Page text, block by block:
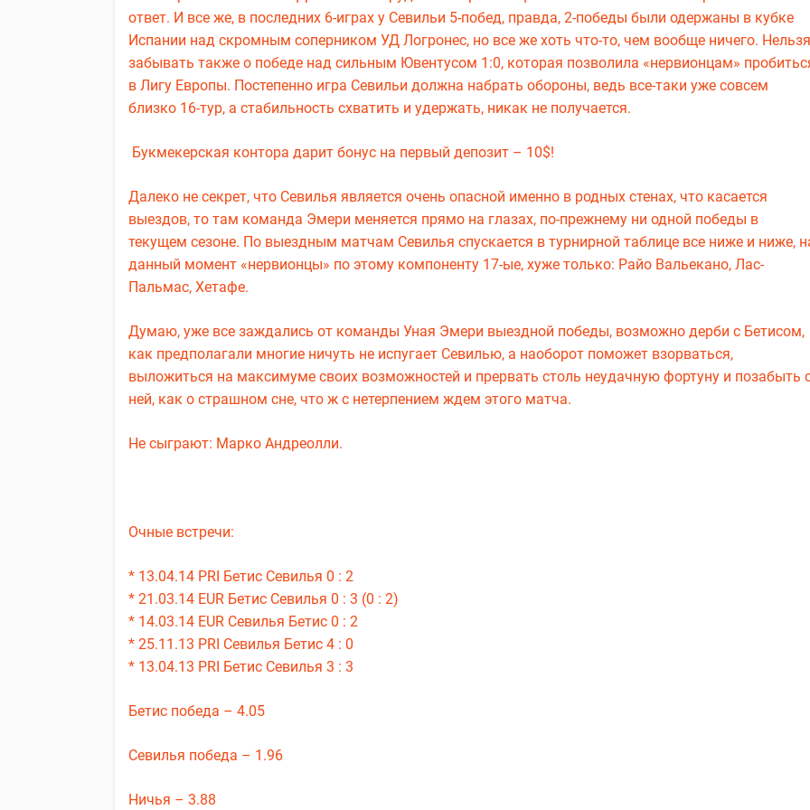
ответ. И все же, в последних 6-играх у Севильи 5-побед, правда, 2-победы были одержаны в кубке
Испании над скромным соперником УД Логронес, но все же хоть что-то, чем вообще ничего. Нельзя
забывать также о победе над сильным Ювентусом 1:0, которая позволила «нервионцам»
в Лигу Европы. Постепенно игра Севильи должна набрать обороны, ведь все-таки уже совсем
близко 16-тур, а стабильность схватить и удержать, никак не получается.
Букмекерская контора дарит бонус на первый депозит – 10$!
Далеко не секрет, что Севилья является очень опасной именно в родных стенах, что касается
выездов, то там команда Эмери меняется прямо на глазах, по-прежнему ни одной победы в
текущем сезоне. По выездным матчам Севилья спускается в турнирной таблице все ниже и ниже,
данный момент «нервионцы» по этому компоненту 17-ые, хуже только: Райо Вальекано, Лас-
Пальмас, Хетафе.
Думаю, уже все заждались от команды Уная Эмери выездной победы, возможно дерби с Бетисом,
как предполагали многие ничуть не испугает Севилью, а наоборот поможет взорваться,
выложиться на максимуме своих возможностей и прервать столь неудачную фортуну и позабыть
ней, как о страшном сне, что ж с нетерпением ждем этого матча.
Не сыграют: Марко Андреолли.
Очные встречи:
* 13.04.14 PRI Бетис Севилья 0 : 2
* 21.03.14 EUR Бетис Севилья 0 : 3 (0 : 2)
* 14.03.14 EUR Севилья Бетис 0 : 2
* 25.11.13 PRI Севилья Бетис 4 : 0
* 13.04.13 PRI Бетис Севилья 3 : 3
Бетис победа – 4.05
Севилья победа – 1.96
Ничья – 3.88